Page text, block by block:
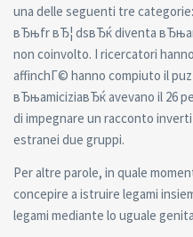
una delle seguenti tre
вЂњfr вЂ¦ dsвЂќ diventa
non coinvolto. I ricercatori
affinchГ© hanno compiuto il
вЂњamiciziaвЂќ avevano il 26
di impegnare un racconto
estranei due gruppi.
Per altre parole, in quale
concepire a istruire legami
legami mediante lo uguale